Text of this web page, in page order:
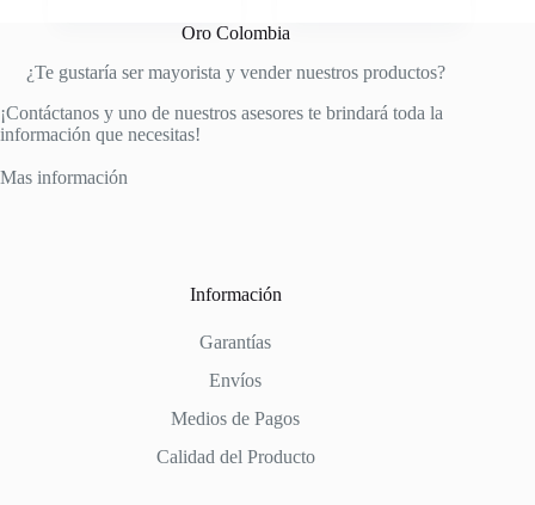
Oro Colombia
¿Te gustaría ser mayorista y vender nuestros productos?
¡Contáctanos y uno de nuestros asesores te brindará toda la
información que necesitas!
Mas información
Información
Garantías
Envíos
Medios de Pagos
Calidad del Producto